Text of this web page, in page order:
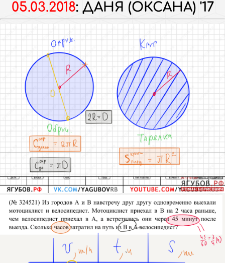
05.03.2018: ДАНЯ (ОКСАНА) '17